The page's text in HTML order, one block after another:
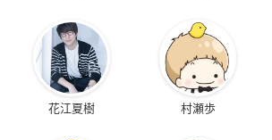
花江夏樹 村瀬歩